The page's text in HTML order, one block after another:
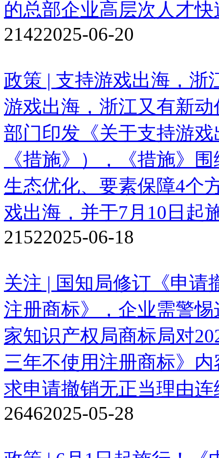
的总部企业高层次人才
21422025-06-20
政策 | 支持游戏出海，浙
游戏出海，浙江又有新
部门印发《关于支持游
《措施》），《措施》
生态优化、要素保障4个
戏出海，并于7月10日起
21522025-06-18
关注 | 国知局修订《申请
注册商标》，企业需警
家知识产权局商标局对
三年不使用注册商标》
求申请撤销无正当理由
26462025-05-28